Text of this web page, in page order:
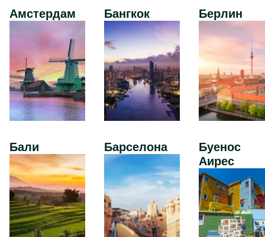
Амстердам
Бали
Бангкок
Барселона
Берлин
Буенос
Аирес